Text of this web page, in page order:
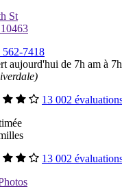
St
562-7418
aujourd'hui de 7h am à
13 002
13 002